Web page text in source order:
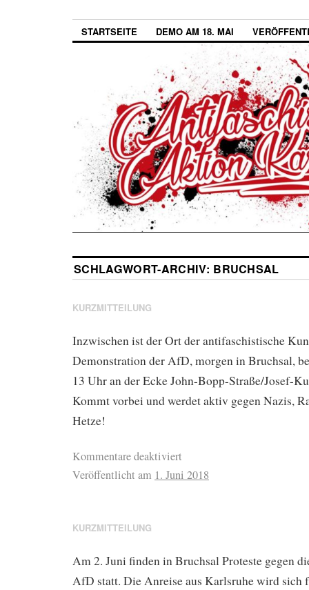
STARTSEITE DEMO AM 18. MAI
SCHLAGWORT-ARCHIV: BRUCHSAL
KURZMITTEILUNG
Inzwischen ist der Ort der antifaschistische
Demonstration der AfD, morgen in Bruchsal,
13 Uhr an der Ecke John-Bopp-Straße/Josef-
Kommt vorbei und werdet aktiv gegen Nazis,
Hetze!
Kommentare deaktiviert
Veröffentlicht am 1. Juni 2018
KURZMITTEILUNG
Am 2. Juni finden in Bruchsal Proteste gegen
AfD statt. Die Anreise aus Karlsruhe wird sich